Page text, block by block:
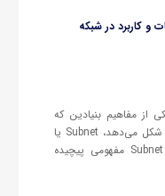
از مفاهیم بنیادین که
پایه‌ی طراحی، امنیت و مدیریت شبکه را شکل می‌دهد، Subnet یا
شبکه‌ی فرعی است. شاید در نگاه اول Subnet مفهومی پیچیده